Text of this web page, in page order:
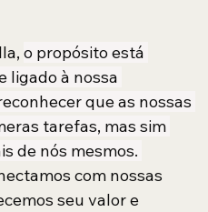
o propósito está
ligado à nossa
que as nossas
tarefas, mas sim
de nós mesmos.
com nossas
seu valor e